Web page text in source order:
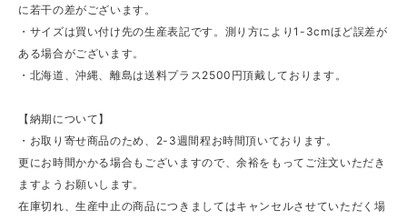
に若干の差がございます。
・サイズは買い付け先の生産表記です。測り方により1-3cmほど誤差が
ある場合がございます。
・北海道、沖縄、離島は送料プラス2500円頂戴しております。
【納期について】
・お取り寄せ商品のため、2-3週間程お時間頂いております。
更にお時間かかる場合もございますので、余裕をもってご注文いただき
ますようお願いします。
在庫切れ、生産中止の商品につきましてはキャンセルさせていただく場